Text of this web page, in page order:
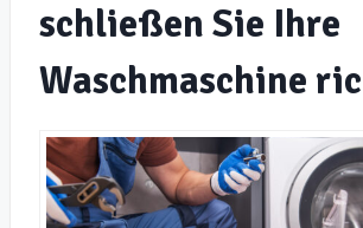
schließen Sie Ihre
Waschmaschine